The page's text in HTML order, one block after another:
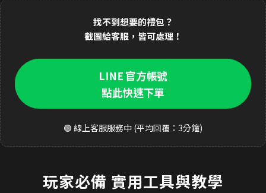
找不到想要的禮包？
截圖給客服，皆可處理！
LINE 官方帳號
點此快速下單
🟢 線上客服服務中 (平均回覆：3分鐘)
玩家必備 實用工具與教學